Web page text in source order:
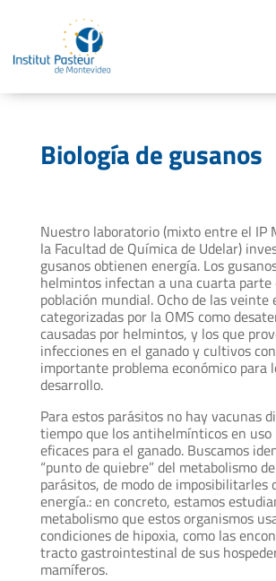
Biología de gusanos
Nuestro laboratorio (mixto entre el IP
la Facultad de Química de Udelar)
gusanos obtienen energía. Los
helmintos infectan a una cuarta parte
población mundial. Ocho de las veinte
categorizadas por la OMS como
causadas por helmintos, y los que
infecciones en el ganado y cultivos
importante problema económico para
desarrollo.
Para estos parásitos no hay vacunas
tiempo que los antihelmínticos en uso
eficaces para el ganado. Buscamos
“punto de quiebre” del metabolismo
parásitos, de modo de imposibilitarles
energía.: en concreto, estamos
metabolismo que estos organismos
condiciones de hipoxia, como las
tracto gastrointestinal de sus
mamíferos.